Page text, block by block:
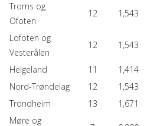
Troms og
Ofoten
12 1,543
Lofoten og
Vesterålen
12 1,543
Helgeland 11 1,414
Nord-Trøndelag
12 1,543
Trondheim
13 1,671
Møre og